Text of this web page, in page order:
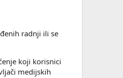
radnji ili se
koji korisnici
medijskih